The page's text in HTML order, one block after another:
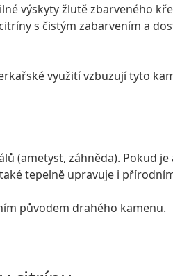
výskyty žlutě zbarveného
s čistým zabarvením a
využití vzbuzují tyto
(ametyst, záhněda). Pokud je
tepelně upravuje i
původem drahého kamenu.